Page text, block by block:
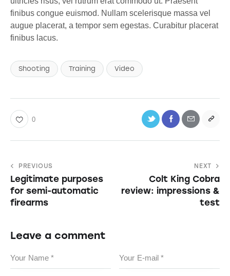
finibus congue euismod. Nullam scelerisque massa vel
augue placerat, a tempor sem egestas. Curabitur placerat
finibus lacus.
Shooting Training Video
0
PREVIOUS
Legitimate purposes
for semi-automatic
firearms
NEXT
Colt King Cobra
review: impressions &
test
Leave a comment